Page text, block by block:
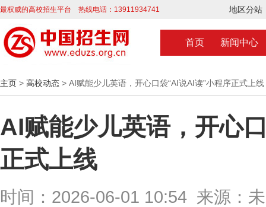
最权威的高校招生平台 热线电话：13911934741 地区分站
首页 新闻中心
主页 > 高校动态 > AI赋能少儿英语，开心口袋“AI说AI读”小程序正式上线
AI赋能少儿英语，开心
正式上线
时间：2026-06-01 10:54 来源：